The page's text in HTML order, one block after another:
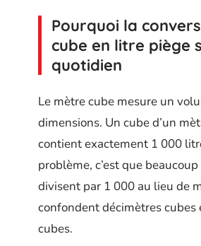
Pourquoi la
cube en litre piège
quotidien
Le mètre cube mesure un
dimensions. Un cube d’un
contient exactement 1 000
problème, c’est que
divisent par 1 000 au lieu de
confondent décimètres cubes
cubes.